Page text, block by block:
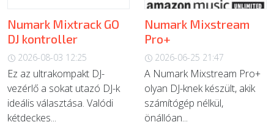
Numark Mixtrack GO
DJ kontroller
2026-08-03 12:25
Ez az ultrakompakt DJ-
vezérlő a sokat utazó DJ-k
ideális választása. Valódi
kétdeckes...
Numark Mixstream
Pro+
2026-06-25 21:47
A Numark Mixstream Pro+
olyan DJ-knek készült, akik
számítógép nélkül,
önállóan...